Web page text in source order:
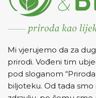
Mi vjerujemo da za
prirodi. Vođeni tim
pod sloganom
biljoteku. Od tada